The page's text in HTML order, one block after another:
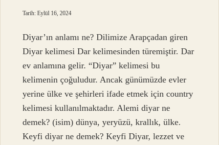
Tarih: Eylül 16, 2024
Diyar’ın anlamı ne? Dilimize Arapçadan giren
Diyar kelimesi Dar kelimesinden türemiştir. Dar
ev anlamına gelir. “Diyar” kelimesi bu
kelimenin çoğuludur. Ancak günümüzde evler
yerine ülke ve şehirleri ifade etmek için country
kelimesi kullanılmaktadır. Alemi diyar ne
demek? (isim) dünya, yeryüzü, krallık, ülke.
Keyfi diyar ne demek? Keyfi Diyar, lezzet ve